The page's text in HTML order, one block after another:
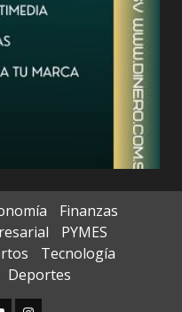
Finanzas
PYMES
Tecnología
Deportes